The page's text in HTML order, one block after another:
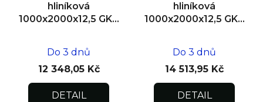
hliníková
1000x2000x12,5 GKB
Do 3 dnů
12 348,05 Kč
DETAIL
hliníková
1000x2000x12,5 GKB
Do 3 dnů
14 513,95 Kč
DETAIL